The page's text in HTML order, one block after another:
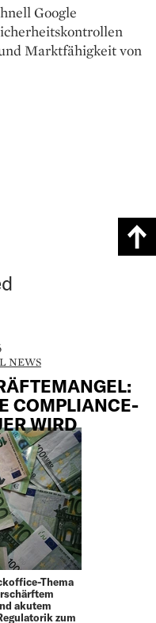
Google
Marktfähigkeit von
NEWS
COMPLIANCE-
WIRD
Thema
akutem
zum